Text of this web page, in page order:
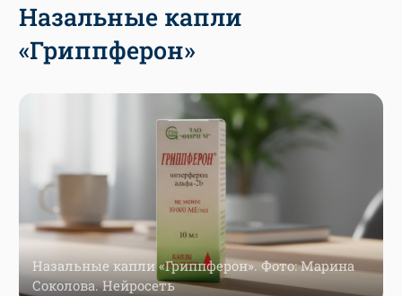
Назальные капли
«Гриппферон»
Назальные капли «Гриппферон». Фото: Марина
Соколова. Нейросеть